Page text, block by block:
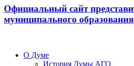
Официальный сайт
муниципального образования
О Думе
История Думы АГО